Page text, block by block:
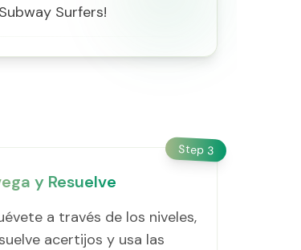
Surfers!
Step 3
y Resuelve
a través de los niveles,
acertijos y usa las